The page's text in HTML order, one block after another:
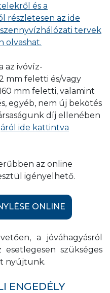
és a
részletesen az ide
tervek
olvashat.
az ivóvíz-
mm feletti és/vagy
mm feletti, valamint
egyéb, nem új bekötés
díj ellenében
ide kattintva
az online
igényelhető.
ONLINE
a jóváhagyásról
szükséges
nyújtunk.
ENGEDÉLY